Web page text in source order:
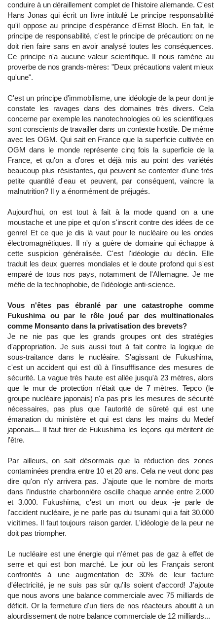
conduire à un déraillement complet de l'histoire allemande. C'est
Hans Jonas qui écrit un livre intitulé Le principe responsabilité
qu'il oppose au principe d'espérance d'Ernst Bloch. En fait, le
principe de responsabilité, c'est le principe de précaution: on ne
doit rien faire sans en avoir analysé toutes les conséquences.
Ce principe n'a aucune valeur scientifique. Il nous ramène au
proverbe de nos grands-mères: "Deux précautions valent mieux
qu'une".
C'est un principe d'immobilisme, une idéologie de la peur dont je
constate les ravages dans des domaines très divers. Cela
concerne par exemple les nanotechnologies où les scientifiques
sont conscients de travailler dans un contexte hostile. De même
avec les OGM. Qui sait en France que la superficie cultivée en
OGM dans le monde représente cinq fois la superficie de la
France, et qu'on a d'ores et déjà mis au point des variétés
beaucoup plus résistantes, qui peuvent se contenter d'une très
petite quantité d'eau et peuvent, par conséquent, vaincre la
malnutrition? Il y a énormément de préjugés.
Aujourd'hui, on est tout à fait à la mode quand on a une
moustache et une pipe et qu'on s'inscrit contre des idées de ce
genre! Et ce que je dis là vaut pour le nucléaire ou les ondes
électromagnétiques. Il n'y a guère de domaine qui échappe à
cette suspicion généralisée. C'est l'idéologie du déclin. Elle
traduit les deux guerres mondiales et le doute profond qui s'est
emparé de tous nos pays, notamment de l'Allemagne. Je me
méfie de la technophobie, de l'idéologie anti-science.
Vous n'êtes pas ébranlé par une catastrophe comme
Fukushima ou par le rôle joué par des multinationales
comme Monsanto dans la privatisation des brevets?
Je ne nie pas que les grands groupes ont des stratégies
d'appropriation. Je suis aussi tout à fait contre la logique de
sous-traitance dans le nucléaire. S'agissant de Fukushima,
c'est un accident qui est dû à l'insufffisance des mesures de
sécurité. La vague très haute est allée jusqu'à 23 mètres, alors
que le mur de protection n'était que de 7 mètres. Tepco (le
groupe nucléaire japonais) n'a pas pris les mesures de sécurité
nécessaires, pas plus que l'autorité de sûreté qui est une
émanation du ministère et qui est dans les mains du Medef
japonais... Il faut tirer de Fukushima les leçons qui méritent de
l'être.
Par ailleurs, on sait désormais que la réduction des zones
contaminées prendra entre 10 et 20 ans. Cela ne veut donc pas
dire qu'on n'y arrivera pas. J'ajoute que le nombre de morts
dans l'industrie charbonnière oscille chaque année entre 2.000
et 3.000. Fukushima, c'est un mort ou deux -je parle de
l'accident nucléaire, je ne parle pas du tsunami qui a fait 30.000
vicitimes. Il faut toujours raison garder. L'idéologie de la peur ne
doit pas triompher.
Le nucléaire est une énergie qui n'émet pas de gaz à effet de
serre et qui est bon marché. Le jour où les Français seront
confrontés à une augmentation de 30% de leur facture
d'électricité, je ne suis pas sûr qu'ils soient d'accord! J'ajoute
que nous avons une balance commerciale avec 75 milliards de
déficit. Or la fermeture d'un tiers de nos réacteurs aboutit à un
alourdissement de notre balance commerciale de 12 milliards...